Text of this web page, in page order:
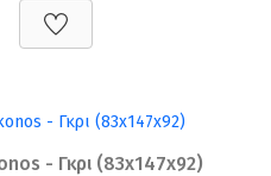
- Γκρι (83x147x92)